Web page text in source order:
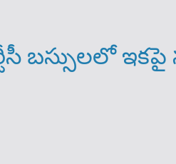
బస్సులలో